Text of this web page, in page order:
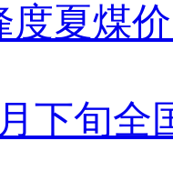
度夏煤
下旬全